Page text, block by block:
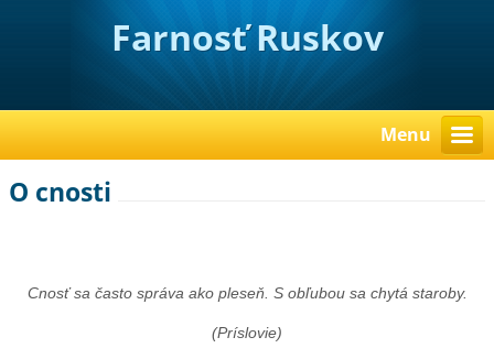
Farnosť Ruskov
Menu
O cnosti
Cnosť sa často správa ako pleseň. S obľubou sa chytá staroby.
(Príslovie)